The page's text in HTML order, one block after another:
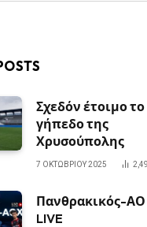
Σχεδόν έτοιμο το
γήπεδο της
Χρυσούπολης
7 ΟΚΤΩΒΡΊΟΥ 2025
Πανθρακικός-ΑΟ
LIVE